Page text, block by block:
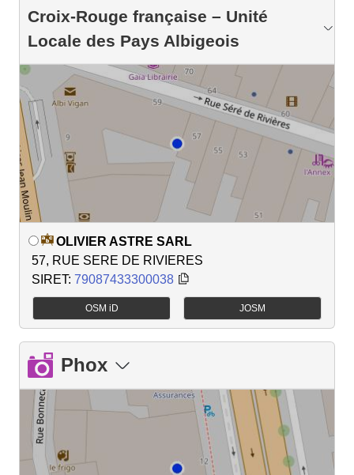
Croix-Rouge française – Unité
Locale des Pays Albigeois
OLIVIER ASTRE SARL
57, RUE SERE DE RIVIERES
SIRET: 79087433300038
OSM iD JOSM
Phox